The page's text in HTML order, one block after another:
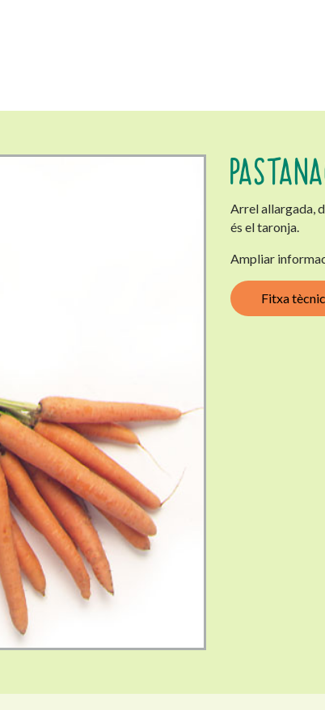
Arrel allargada,
és el taronja.
Ampliar
Fitxa